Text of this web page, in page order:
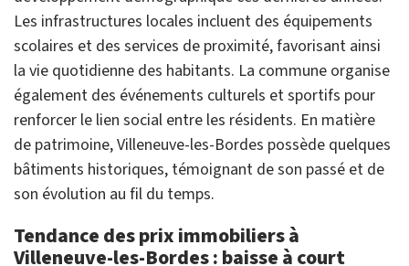
Les infrastructures locales incluent des équipements
scolaires et des services de proximité, favorisant ainsi
la vie quotidienne des habitants. La commune organise
également des événements culturels et sportifs pour
renforcer le lien social entre les résidents. En matière
de patrimoine, Villeneuve-les-Bordes possède quelques
bâtiments historiques, témoignant de son passé et de
son évolution au fil du temps.
Tendance des prix immobiliers à
Villeneuve-les-Bordes : baisse à court